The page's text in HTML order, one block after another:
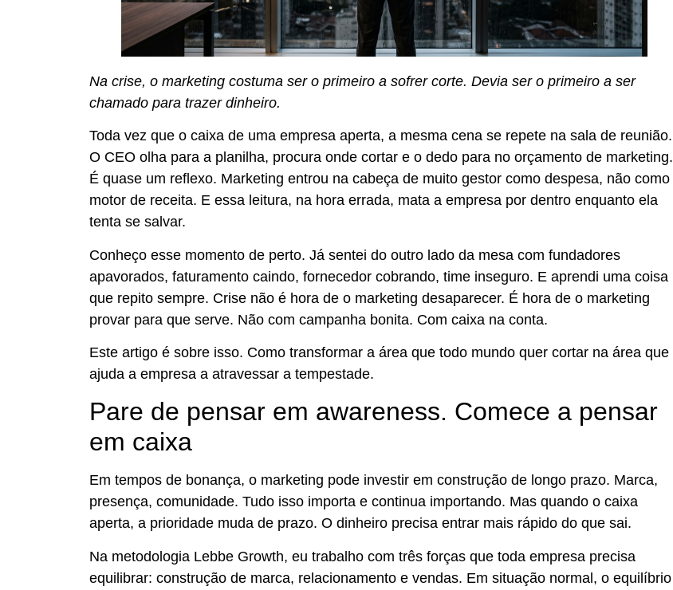
Na crise, o marketing costuma ser o primeiro a sofrer corte. Devia ser o primeiro a ser
chamado para trazer dinheiro.
Toda vez que o caixa de uma empresa aperta, a mesma cena se repete na sala de reunião.
O CEO olha para a planilha, procura onde cortar e o dedo para no orçamento de marketing.
É quase um reflexo. Marketing entrou na cabeça de muito gestor como despesa, não como
motor de receita. E essa leitura, na hora errada, mata a empresa por dentro enquanto ela
tenta se salvar.
Conheço esse momento de perto. Já sentei do outro lado da mesa com fundadores
apavorados, faturamento caindo, fornecedor cobrando, time inseguro. E aprendi uma coisa
que repito sempre. Crise não é hora de o marketing desaparecer. É hora de o marketing
provar para que serve. Não com campanha bonita. Com caixa na conta.
Este artigo é sobre isso. Como transformar a área que todo mundo quer cortar na área que
ajuda a empresa a atravessar a tempestade.
Pare de pensar em awareness. Comece a pensar
em caixa
Em tempos de bonança, o marketing pode investir em construção de longo prazo. Marca,
presença, comunidade. Tudo isso importa e continua importando. Mas quando o caixa
aperta, a prioridade muda de prazo. O dinheiro precisa entrar mais rápido do que sai.
Na metodologia Lebbe Growth, eu trabalho com três forças que toda empresa precisa
equilibrar: construção de marca, relacionamento e vendas. Em situação normal, o equilíbrio